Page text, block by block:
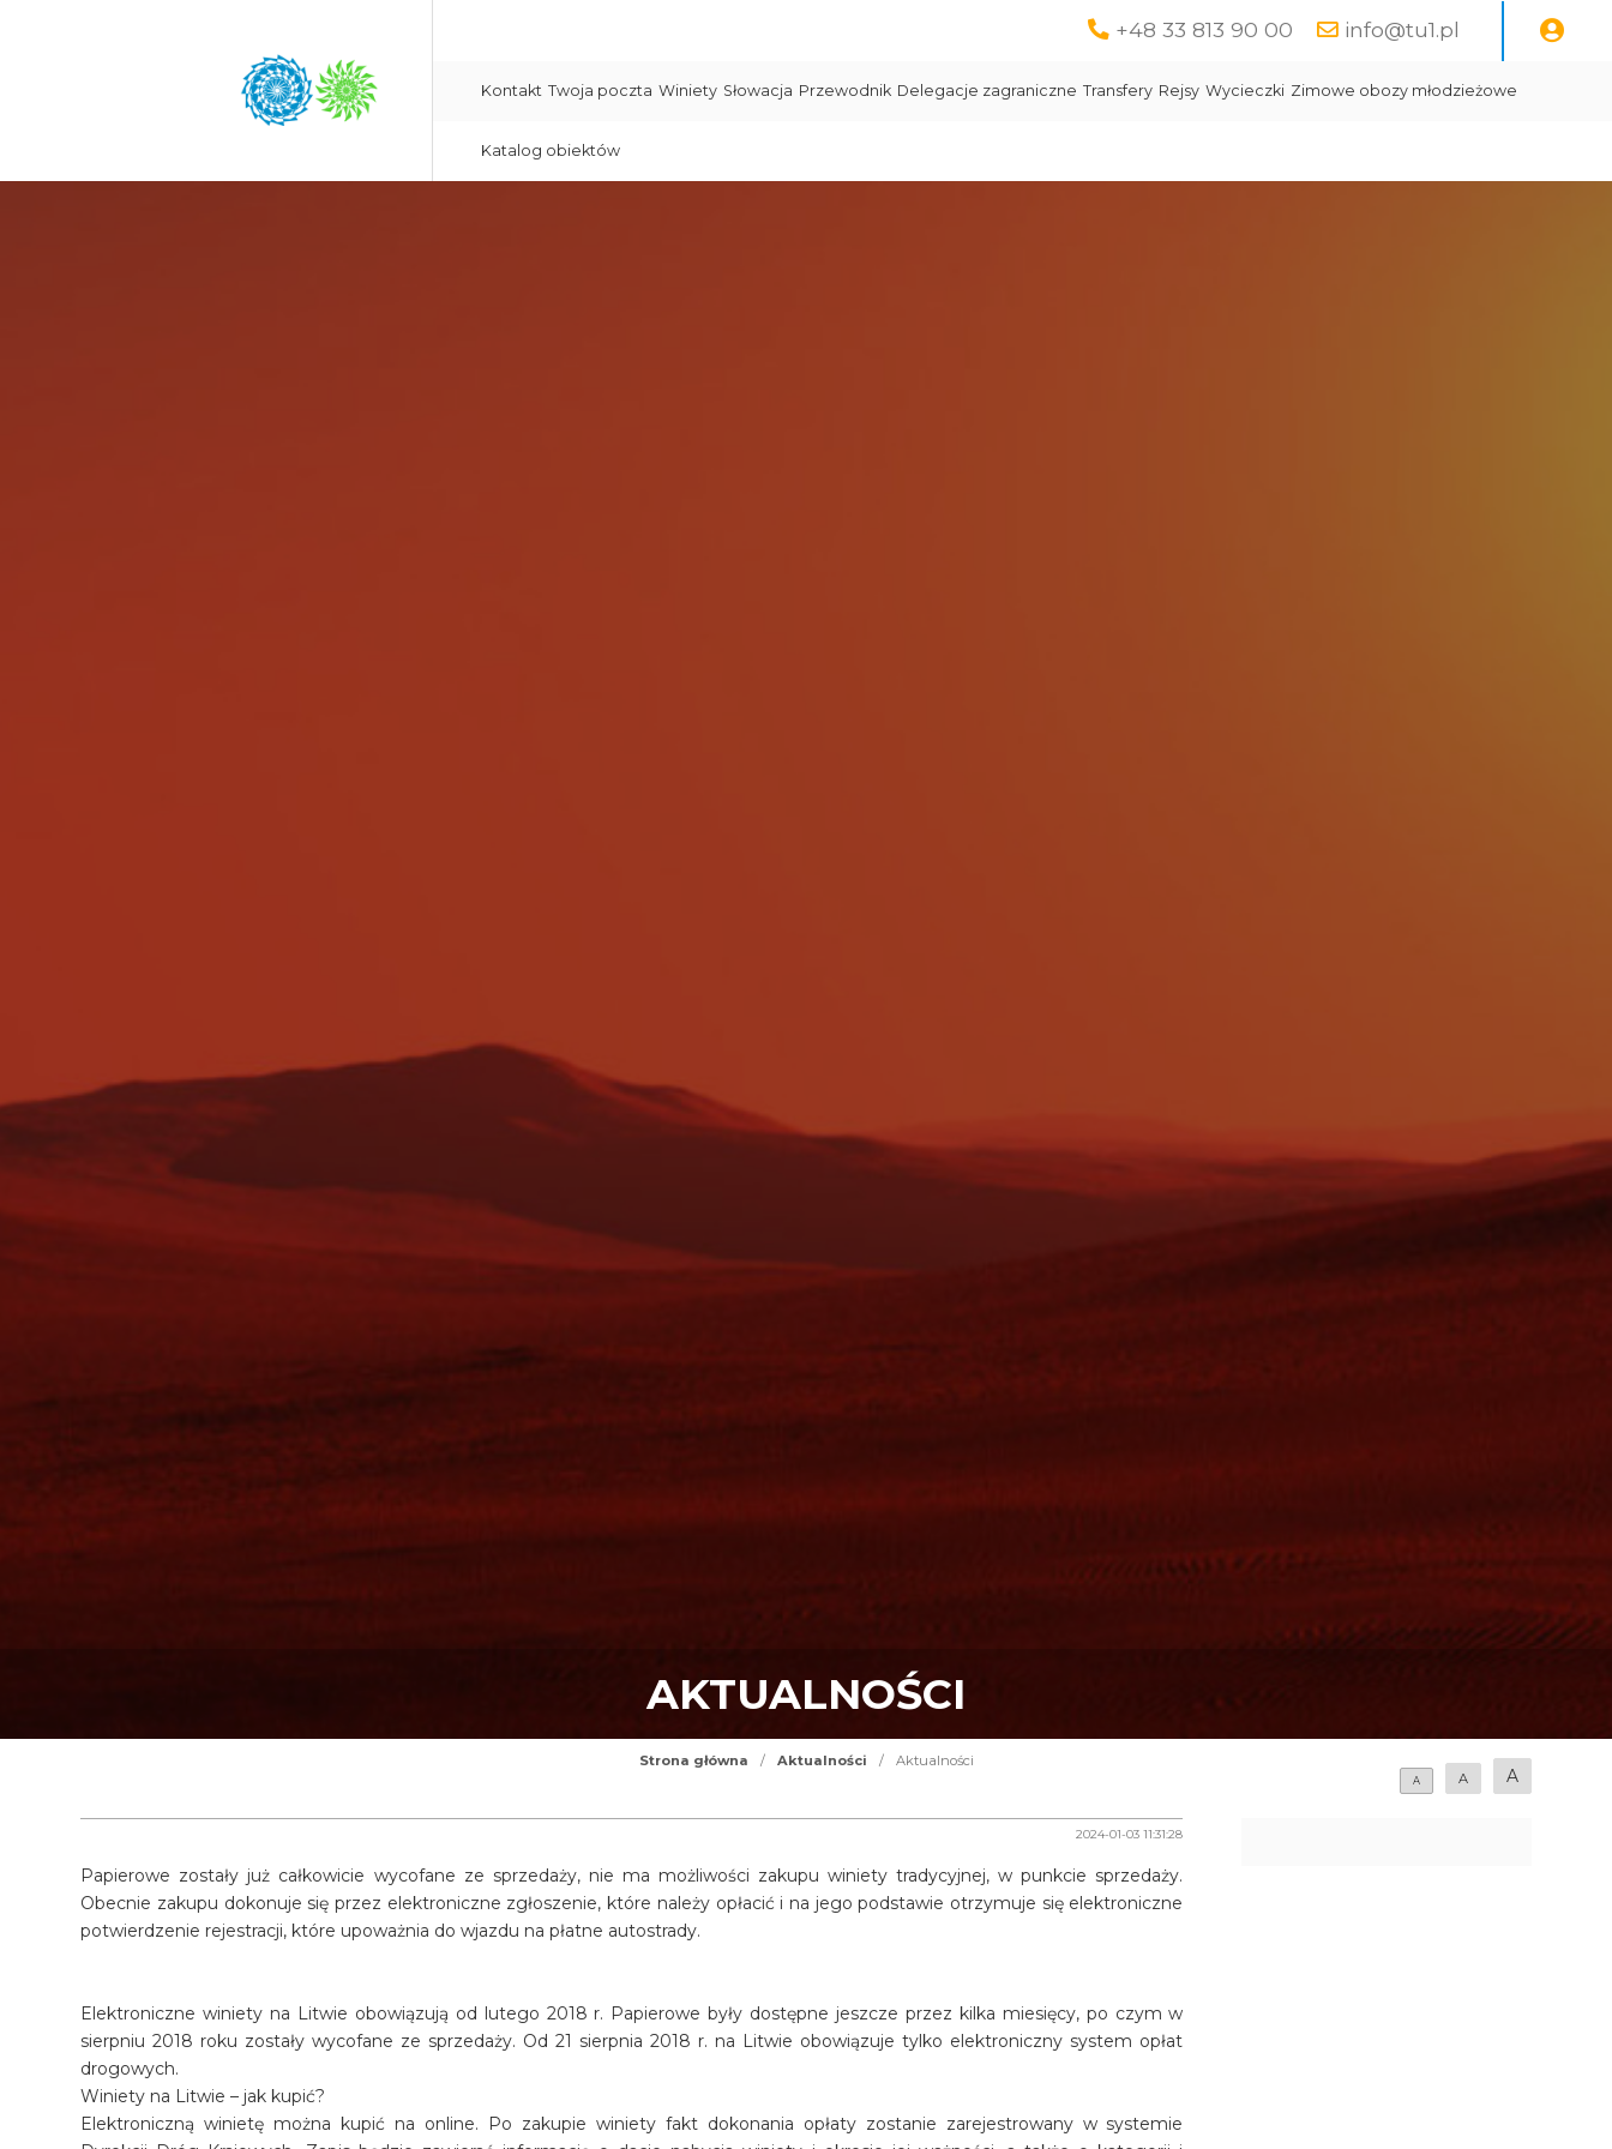
+48 33 813 90 00 info@tu1.pl
Kontakt Twoja poczta Winiety Słowacja Przewodnik Delegacje zagraniczne Transfery Rejsy Wycieczki Zimowe obozy młodzieżowe
Katalog obiektów
AKTUALNOŚCI
Strona główna / Aktualności / Aktualności
A A A
2024-01-03 11:31:28
Papierowe zostały już całkowicie wycofane ze sprzedaży, nie ma możliwości zakupu winiety tradycyjnej, w punkcie sprzedaży.
Obecnie zakupu dokonuje się przez elektroniczne zgłoszenie, które należy opłacić i na jego podstawie otrzymuje się elektroniczne
potwierdzenie rejestracji, które upoważnia do wjazdu na płatne autostrady.
Elektroniczne winiety na Litwie obowiązują od lutego 2018 r. Papierowe były dostępne jeszcze przez kilka miesięcy, po czym w
sierpniu 2018 roku zostały wycofane ze sprzedaży. Od 21 sierpnia 2018 r. na Litwie obowiązuje tylko elektroniczny system opłat
drogowych.
Winiety na Litwie – jak kupić?
Elektroniczną winietę można kupić na online. Po zakupie winiety fakt dokonania opłaty zostanie zarejestrowany w systemie